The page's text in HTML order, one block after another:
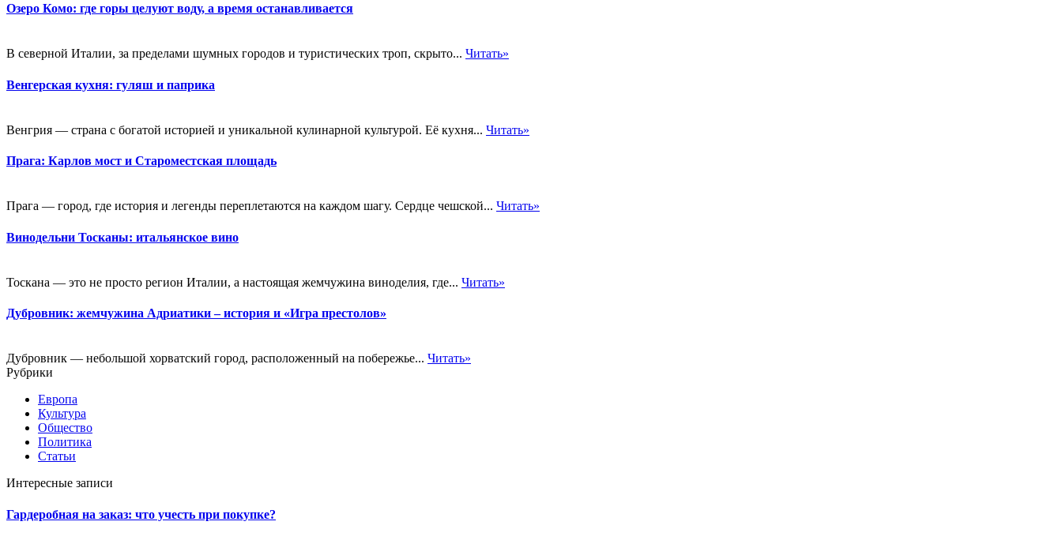
Озеро Комо: где горы целуют воду, а время останавливается
В северной Италии, за пределами шумных городов и туристических троп, скрыто... Читать»
Венгерская кухня: гуляш и паприка
Венгрия — страна с богатой историей и уникальной кулинарной культурой. Её кухня... Читать»
Прага: Карлов мост и Староместская площадь
Прага — город, где история и легенды переплетаются на каждом шагу. Сердце чешской... Читать»
Винодельни Тосканы: итальянское вино
Тоскана — это не просто регион Италии, а настоящая жемчужина виноделия, где... Читать»
Дубровник: жемчужина Адриатики – история и «Игра престолов»
Дубровник — небольшой хорватский город, расположенный на побережье... Читать»
Рубрики
Европа
Культура
Общество
Политика
Статьи
Интересные записи
Гардеробная на заказ: что учесть при покупке?